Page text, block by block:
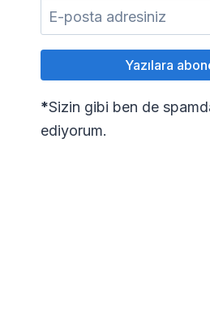
*Sizin gibi ben de
ediyorum.